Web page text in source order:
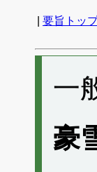
要旨トッ
一
豪